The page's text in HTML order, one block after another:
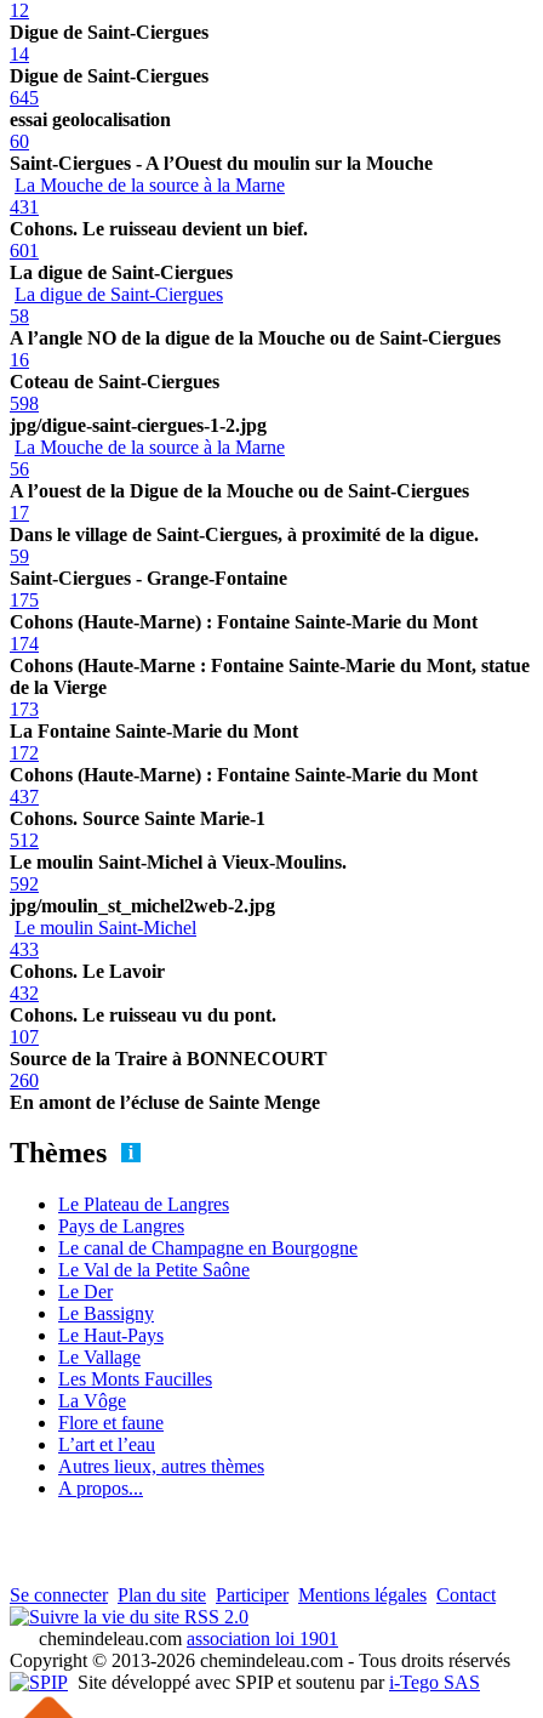
12
Digue de Saint-Ciergues
14
Digue de Saint-Ciergues
645
essai geolocalisation
60
Saint-Ciergues - A l’Ouest du moulin sur la Mouche
La Mouche de la source à la Marne
431
Cohons. Le ruisseau devient un bief.
601
La digue de Saint-Ciergues
La digue de Saint-Ciergues
58
A l’angle NO de la digue de la Mouche ou de Saint-Ciergues
16
Coteau de Saint-Ciergues
598
jpg/digue-saint-ciergues-1-2.jpg
La Mouche de la source à la Marne
56
A l’ouest de la Digue de la Mouche ou de Saint-Ciergues
17
Dans le village de Saint-Ciergues, à proximité de la digue.
59
Saint-Ciergues - Grange-Fontaine
175
Cohons (Haute-Marne) : Fontaine Sainte-Marie du Mont
174
Cohons (Haute-Marne : Fontaine Sainte-Marie du Mont, statue
de la Vierge
173
La Fontaine Sainte-Marie du Mont
172
Cohons (Haute-Marne) : Fontaine Sainte-Marie du Mont
437
Cohons. Source Sainte Marie-1
512
Le moulin Saint-Michel à Vieux-Moulins.
592
jpg/moulin_st_michel2web-2.jpg
Le moulin Saint-Michel
433
Cohons. Le Lavoir
432
Cohons. Le ruisseau vu du pont.
107
Source de la Traire à BONNECOURT
260
En amont de l’écluse de Sainte Menge
Thèmes
Le Plateau de Langres
Pays de Langres
Le canal de Champagne en Bourgogne
Le Val de la Petite Saône
Le Der
Le Bassigny
Le Haut-Pays
Le Vallage
Les Monts Faucilles
La Vôge
Flore et faune
L’art et l’eau
Autres lieux, autres thèmes
A propos...
Se connecter Plan du site Participer Mentions légales Contact
RSS 2.0
chemindeleau.com association loi 1901
Copyright © 2013-2026 chemindeleau.com - Tous droits réservés
Site développé avec SPIP et soutenu pari-Tego SAS